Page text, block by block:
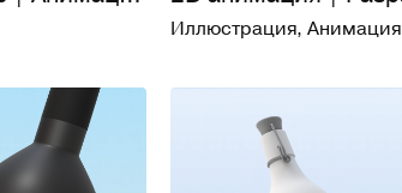
Иллюстрация,Анимация